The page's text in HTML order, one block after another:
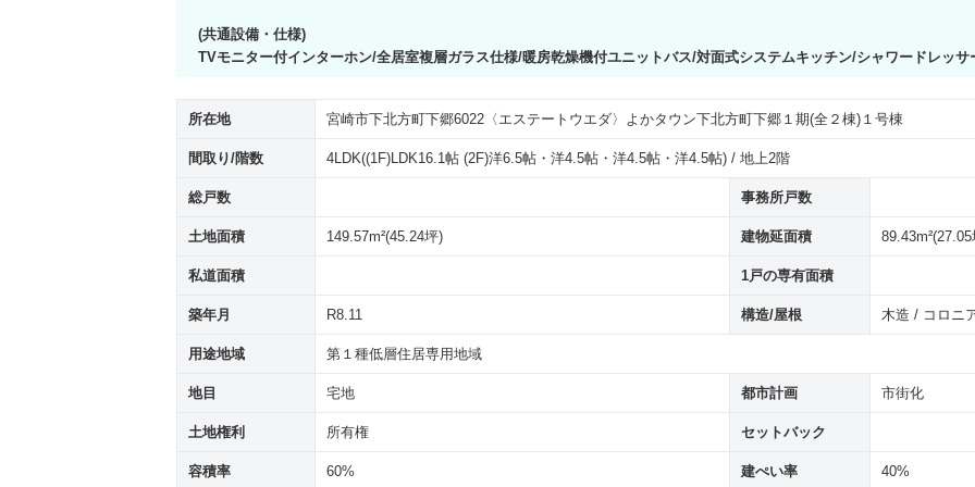
(共通設備・仕様)
TVモニター付インターホン/全居室複層ガラス仕様/暖房乾燥機付ユニットバス/対面式システムキッチン/シャワードレッサ
所在地 宮崎市下北方町下郷6022〈エステートウエダ〉よかタウン下北方町下郷１期(全２棟)１号棟
間取り/階数 4LDK((1F)LDK16.1帖 (2F)洋6.5帖・洋4.5帖・洋4.5帖・洋4.5帖) / 地上2階
総戸数 事務所戸数
土地面積 149.57m²(45.24坪) 建物延面積 89.43m²(27.05
私道面積 1戸の専有面積
築年月 R8.11 構造/屋根 木造 / コロニ
用途地域 第１種低層住居専用地域
地目 宅地 都市計画 市街化
土地権利 所有権 セットバック
容積率 60% 建ぺい率 40%